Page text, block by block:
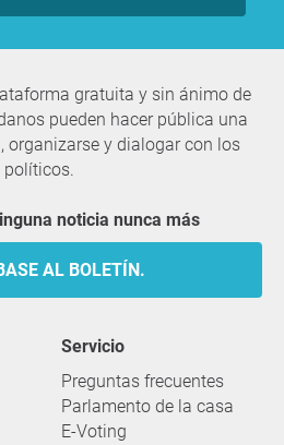
gratuita y sin ánimo de
pueden hacer pública una
organizarse y dialogar con los
políticos.
noticia nunca más
AL BOLETÍN.
servicio
Preguntas frecuentes
Parlamento de la casa
E-Voting